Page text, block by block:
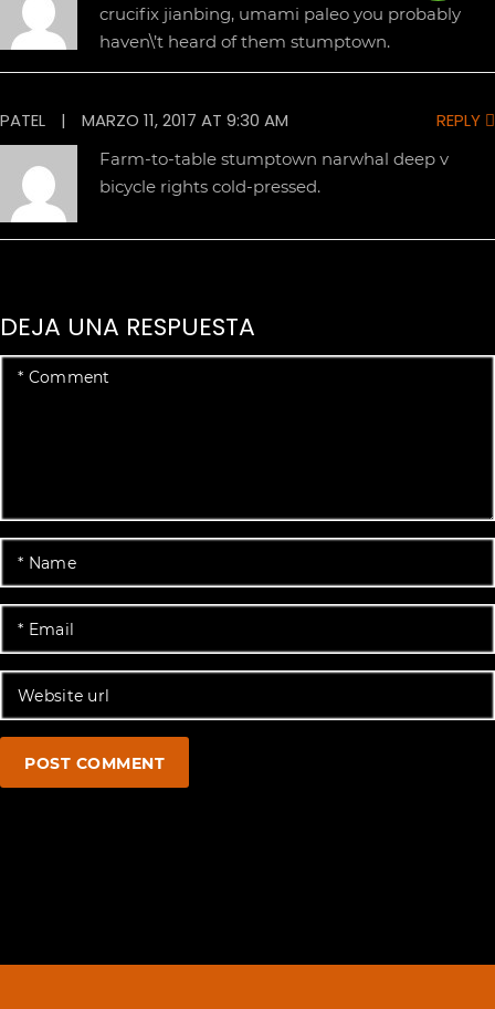
crucifix jianbing, umami paleo you probably
haven\’t heard of them stumptown.
REPLY
PATEL | MARZO 11, 2017 AT 9:30 AM
Farm-to-table stumptown narwhal deep v
bicycle rights cold-pressed.
DEJA UNA RESPUESTA
POST COMMENT